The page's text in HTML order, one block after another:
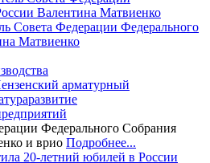
Совета Федерации Федерального
Матвиенко
арматурный
развитие
Федерального Собрания
и врио Подробнее...